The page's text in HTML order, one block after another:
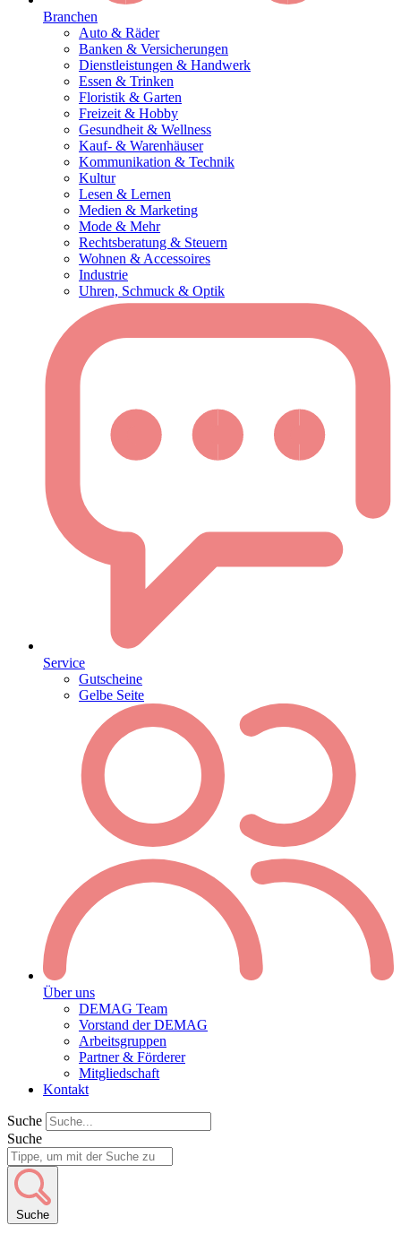
Branchen
Auto & Räder
Banken & Versicherungen
Dienstleistungen & Handwerk
Essen & Trinken
Floristik & Garten
Freizeit & Hobby
Gesundheit & Wellness
Kauf- & Warenhäuser
Kommunikation & Technik
Kultur
Lesen & Lernen
Medien & Marketing
Mode & Mehr
Rechtsberatung & Steuern
Wohnen & Accessoires
Industrie
Uhren, Schmuck & Optik
Service
Gutscheine
Gelbe Seite
Über uns
DEMAG Team
Vorstand der DEMAG
Arbeitsgruppen
Partner & Förderer
Mitgliedschaft
Kontakt
Suche
Suche
Suche